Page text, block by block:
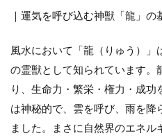
｜運気を呼び込む神獣「龍」の
風水において「龍（りゅう）」
の霊獣として知られています。
り、生命力・繁栄・権力・成
は神秘的で、雲を呼び、雨を降
ました。まさに自然界のエネ